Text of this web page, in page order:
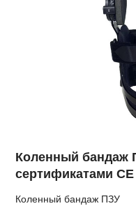
Коленный бандаж
сертификатами
Коленный бандаж ПЗУ